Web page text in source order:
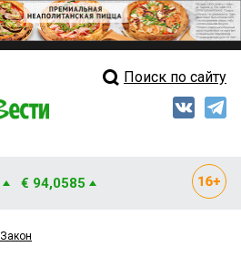
Свежий выпускПоиск по сайту
€ 94,0585
Закон